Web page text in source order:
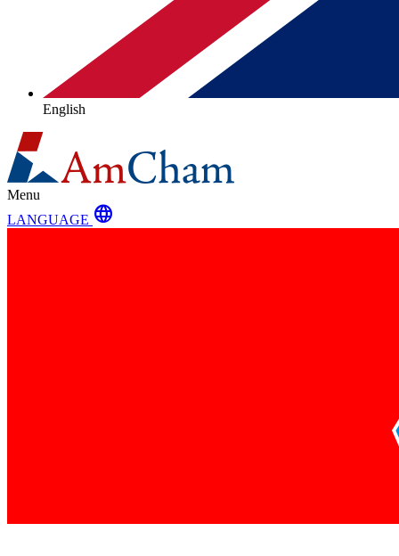
English
Menu
LANGUAGE language